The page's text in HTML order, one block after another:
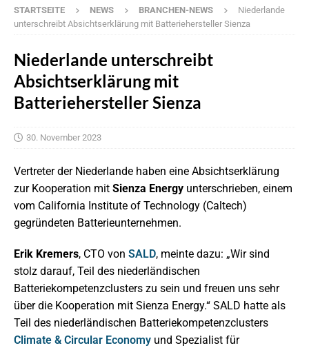
STARTSEITE NEWS BRANCHEN-NEWS
Niederlande
unterschreibt Absichtserklärung mit Batteriehersteller Sienza
Niederlande unterschreibt
Absichtserklärung mit
Batteriehersteller Sienza
30. November 2023
Vertreter der Niederlande haben eine Absichtserklärung
zur Kooperation mit Sienza Energy unterschrieben, einem
vom California Institute of Technology (Caltech)
gegründeten Batterieunternehmen.
Erik Kremers, CTO von SALD, meinte dazu: „Wir sind
stolz darauf, Teil des niederländischen
Batteriekompetenzclusters zu sein und freuen uns sehr
über die Kooperation mit Sienza Energy.“ SALD hatte als
Teil des niederländischen Batteriekompetenzclusters
Climate & Circular Economy und Spezialist für